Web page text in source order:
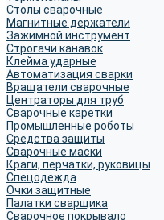
Столы сварочные
Магнитные держатели
Зажимной инструмент
Строгачи канавок
Клейма ударные
Автоматизация сварки
Вращатели сварочные
Центраторы для труб
Сварочные каретки
Промышленные роботы
Средства защиты
Сварочные маски
Краги, перчатки, руковицы
Спецодежда
Очки защитные
Палатки сварщика
Сварочное покрывало